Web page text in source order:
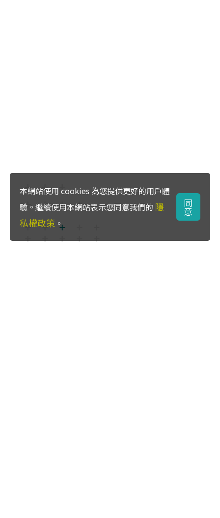
本網站使用 cookies 為您提供更好的用戶體
驗。繼續使用本網站表示您同意我們的 隱
私權政策 。
同
意